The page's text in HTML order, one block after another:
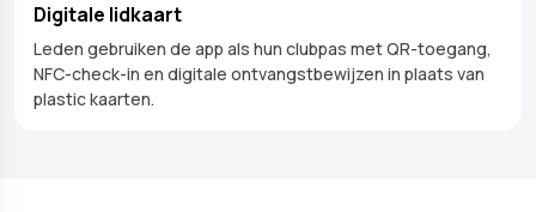
Digitale lidkaart
Leden gebruiken de app als hun clubpas met QR-toegang,
NFC-check-in en digitale ontvangstbewijzen in plaats van
plastic kaarten.